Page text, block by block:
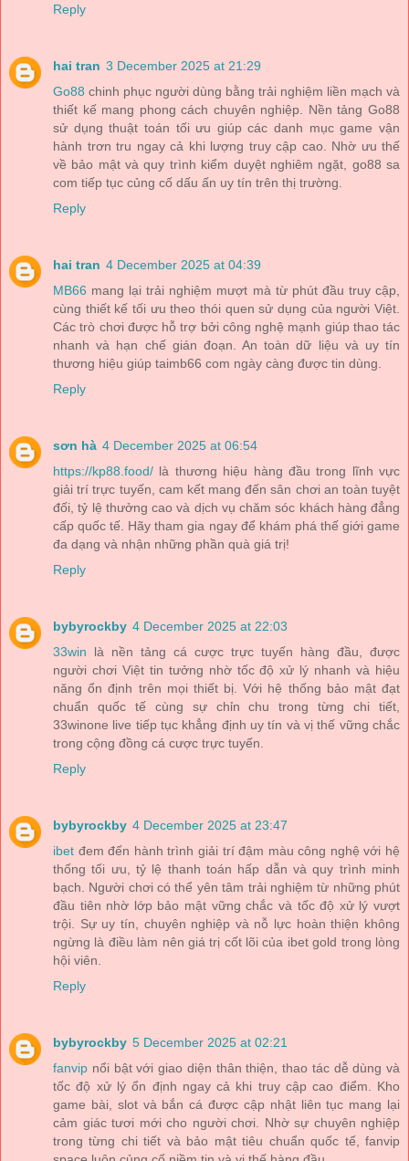
Reply
hai tran 3 December 2025 at 21:29
Go88 chinh phục người dùng bằng trải nghiệm liền mạch và
thiết kế mang phong cách chuyên nghiệp. Nền tảng Go88
sử dụng thuật toán tối ưu giúp các danh mục game vận
hành trơn tru ngay cả khi lượng truy cập cao. Nhờ ưu thế
về bảo mật và quy trình kiểm duyệt nghiêm ngặt, go88 sa
com tiếp tục củng cố dấu ấn uy tín trên thị trường.
Reply
hai tran 4 December 2025 at 04:39
MB66 mang lại trải nghiệm mượt mà từ phút đầu truy cập,
cùng thiết kế tối ưu theo thói quen sử dụng của người Việt.
Các trò chơi được hỗ trợ bởi công nghệ mạnh giúp thao tác
nhanh và hạn chế gián đoạn. An toàn dữ liệu và uy tín
thương hiệu giúp taimb66 com ngày càng được tin dùng.
Reply
sơn hà 4 December 2025 at 06:54
https://kp88.food/ là thương hiệu hàng đầu trong lĩnh vực
giải trí trực tuyến, cam kết mang đến sân chơi an toàn tuyệt
đối, tỷ lệ thưởng cao và dịch vụ chăm sóc khách hàng đẳng
cấp quốc tế. Hãy tham gia ngay để khám phá thế giới game
đa dạng và nhận những phần quà giá trị!
Reply
bybyrockby 4 December 2025 at 22:03
33win là nền tảng cá cược trực tuyến hàng đầu, được
người chơi Việt tin tưởng nhờ tốc độ xử lý nhanh và hiệu
năng ổn định trên mọi thiết bị. Với hệ thống bảo mật đạt
chuẩn quốc tế cùng sự chỉn chu trong từng chi tiết,
33winone live tiếp tục khẳng định uy tín và vị thế vững chắc
trong cộng đồng cá cược trực tuyến.
Reply
bybyrockby 4 December 2025 at 23:47
ibet đem đến hành trình giải trí đậm màu công nghệ với hệ
thống tối ưu, tỷ lệ thanh toán hấp dẫn và quy trình minh
bạch. Người chơi có thể yên tâm trải nghiệm từ những phút
đầu tiên nhờ lớp bảo mật vững chắc và tốc độ xử lý vượt
trội. Sự uy tín, chuyên nghiệp và nỗ lực hoàn thiện không
ngừng là điều làm nên giá trị cốt lõi của ibet gold trong lòng
hội viên.
Reply
bybyrockby 5 December 2025 at 02:21
fanvip nổi bật với giao diện thân thiện, thao tác dễ dùng và
tốc độ xử lý ổn định ngay cả khi truy cập cao điểm. Kho
game bài, slot và bắn cá được cập nhật liên tục mang lại
cảm giác tươi mới cho người chơi. Nhờ sự chuyên nghiệp
trong từng chi tiết và bảo mật tiêu chuẩn quốc tế, fanvip